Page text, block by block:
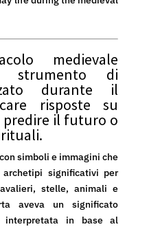
medievale
strumento di
durante il
risposte su
il futuro o
simboli e immagini che
archetipi significativi per
stelle, animali e
aveva un significato
interpretata in base al